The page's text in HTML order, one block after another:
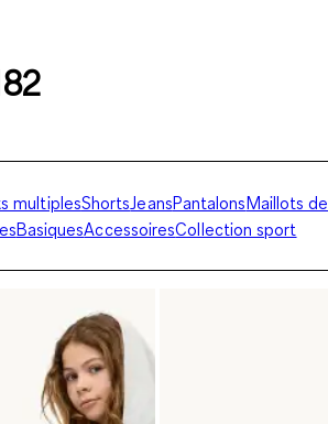
multiplesShorts JeansPantalonsMaillots de
BasiquesAccessoiresCollection sport